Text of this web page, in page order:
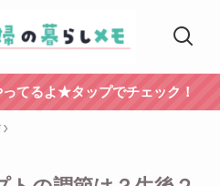
てるよ★タップでチェック！